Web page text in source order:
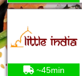
~45min